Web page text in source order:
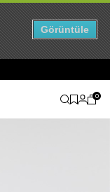
0
Görüntüle